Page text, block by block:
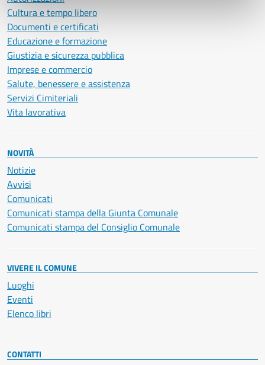
Cultura e tempo libero
Documenti e certificati
Educazione e formazione
Giustizia e sicurezza pubblica
Imprese e commercio
Salute, benessere e assistenza
Servizi Cimiteriali
Vita lavorativa
NOVITÀ
Notizie
Avvisi
Comunicati
Comunicati stampa della Giunta Comunale
Comunicati stampa del Consiglio Comunale
VIVERE IL COMUNE
Luoghi
Eventi
Elenco libri
CONTATTI